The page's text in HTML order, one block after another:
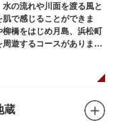
の流れや川面を渡る風と
で感じることができま
橋をはじめ月島、浜松町
遊するコースがありま
蔵